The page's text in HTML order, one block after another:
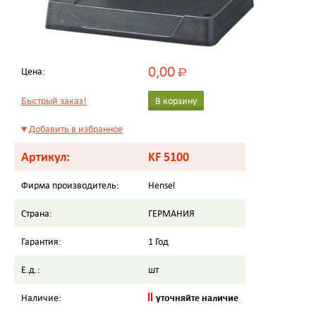
Цена: 0,00Р
Быстрый заказ! В корзину
♥Добавить в избранное
Артикул: KF 5100
Фирма производитель: Hensel
Страна: ГЕРМАНИЯ
Гарантия: 1 Год
Е.д.: шт
Наличие: уточняйте наличие